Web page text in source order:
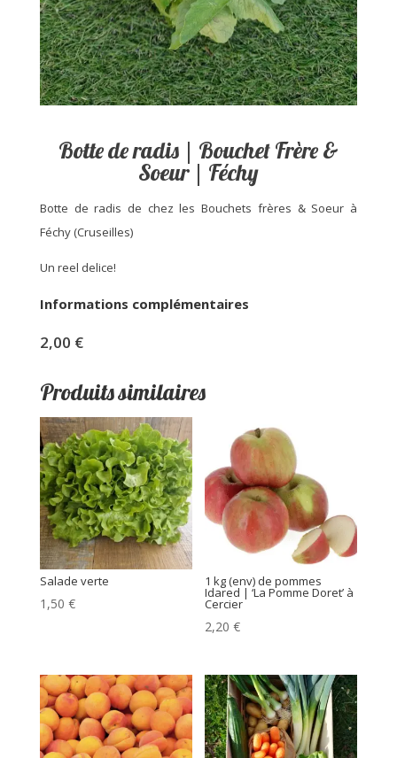
Botte de radis | Bouchet Frère &
Soeur | Féchy
Botte de radis de chez les Bouchets frères & Soeur à
Féchy (Cruseilles)
Un reel delice!
Informations complémentaires
2,00 €
Produits similaires
Salade verte
1,50 €
1 kg (env) de pommes
Idared | ‘La Pomme Doret’ à
Cercier
2,20€